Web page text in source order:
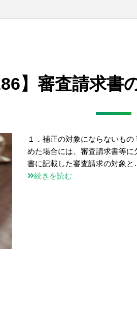
】審査請求書
１．補正の対象にならないも
めた場合には、審査請求書等
書に記載した審査請求の対象
続きを読む